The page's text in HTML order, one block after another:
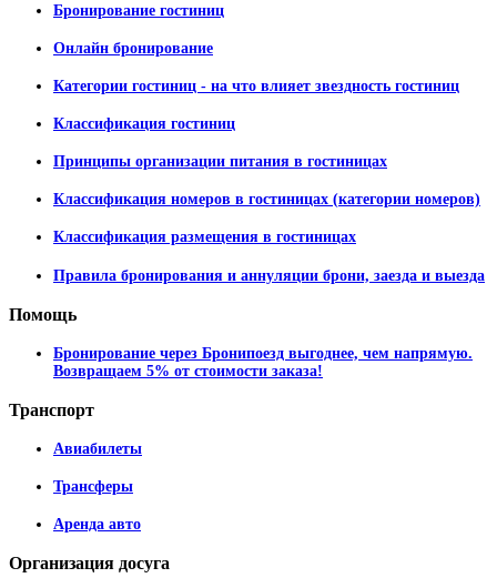
Бронирование гостиниц
Онлайн бронирование
Категории гостиниц - на что влияет звездность гостиниц
Классификация гостиниц
Принципы организации питания в гостиницах
Классификация номеров в гостиницах (категории номеров)
Классификация размещения в гостиницах
Правила бронирования и аннуляции брони, заезда и выезда
Помощь
Бронирование через Бронипоезд выгоднее, чем напрямую.
Возвращаем 5% от стоимости заказа!
Транспорт
Авиабилеты
Трансферы
Аренда авто
Организация досуга